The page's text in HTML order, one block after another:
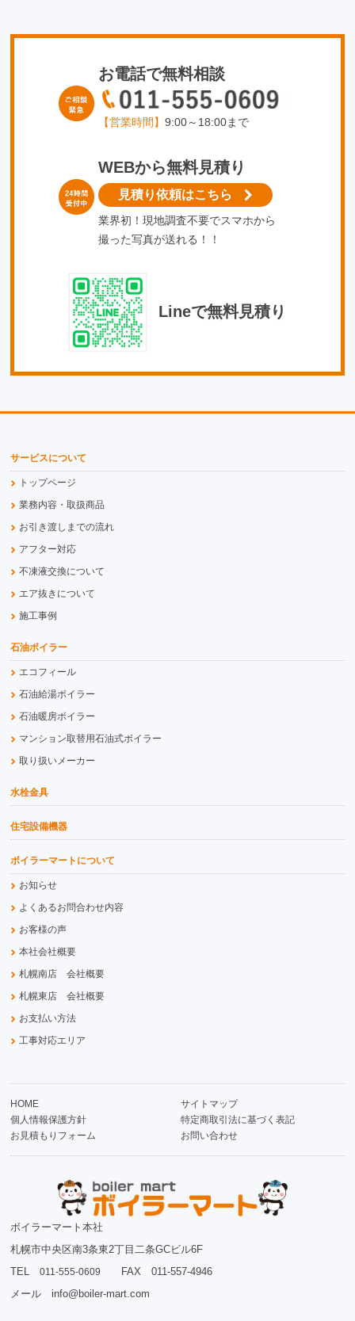
お電話で無料相談
【営業時間】 9:00～18:00まで
WEBから無料見積り
見積り依頼はこちら
業界初！現地調査不要でスマホから
撮った写真が送れる！！
Lineで無料見積り
サービスについて
トップページ
業務内容・取扱商品
お引き渡しまでの流れ
アフター対応
不凍液交換について
エア抜きについて
施工事例
石油ボイラー
エコフィール
石油給湯ボイラー
石油暖房ボイラー
マンション取替用石油式ボイラー
取り扱いメーカー
水栓金具
住宅設備機器
ボイラーマートについて
お知らせ
よくあるお問合わせ内容
お客様の声
本社会社概要
札幌南店 会社概要
札幌東店 会社概要
お支払い方法
工事対応エリア
HOME
サイトマップ
個人情報保護方針
特定商取引法に基づく表記
お見積もりフォーム
お問い合わせ
ボイラーマート本社
札幌市中央区南3条東2丁目二条GCビル6F
TEL011-555-0609
FAX 011-557-4946
メール info@boiler-mart.com